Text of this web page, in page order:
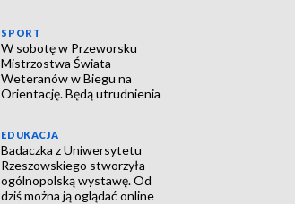
SPORT
W sobotę w Przeworsku
Mistrzostwa Świata
Weteranów w Biegu na
Orientację. Będą utrudnienia
EDUKACJA
Badaczka z Uniwersytetu
Rzeszowskiego stworzyła
ogólnopolską wystawę. Od
dziś można ją oglądać online